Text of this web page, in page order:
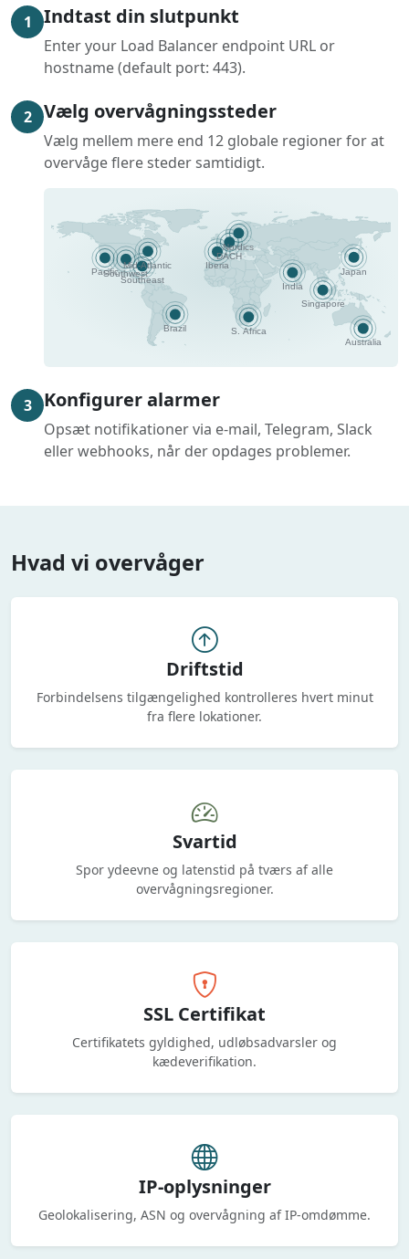
1 Indtast din slutpunkt
Enter your Load Balancer endpoint URL or
hostname (default port: 443).
2 Vælg overvågningssteder
Vælg mellem mere end 12 globale regioner for at
overvåge flere steder samtidigt.
3 Konfigurer alarmer
Opsæt notifikationer via e-mail, Telegram, Slack
eller webhooks, når der opdages problemer.
Hvad vi overvåger
Driftstid
Forbindelsens tilgængelighed kontrolleres hvert minut
fra flere lokationer.
Svartid
Spor ydeevne og latenstid på tværs af alle
overvågningsregioner.
SSL Certifikat
Certifikatets gyldighed, udløbsadvarsler og
kædeverifikation.
IP-oplysninger
Geolokalisering, ASN og overvågning af IP-omdømme.